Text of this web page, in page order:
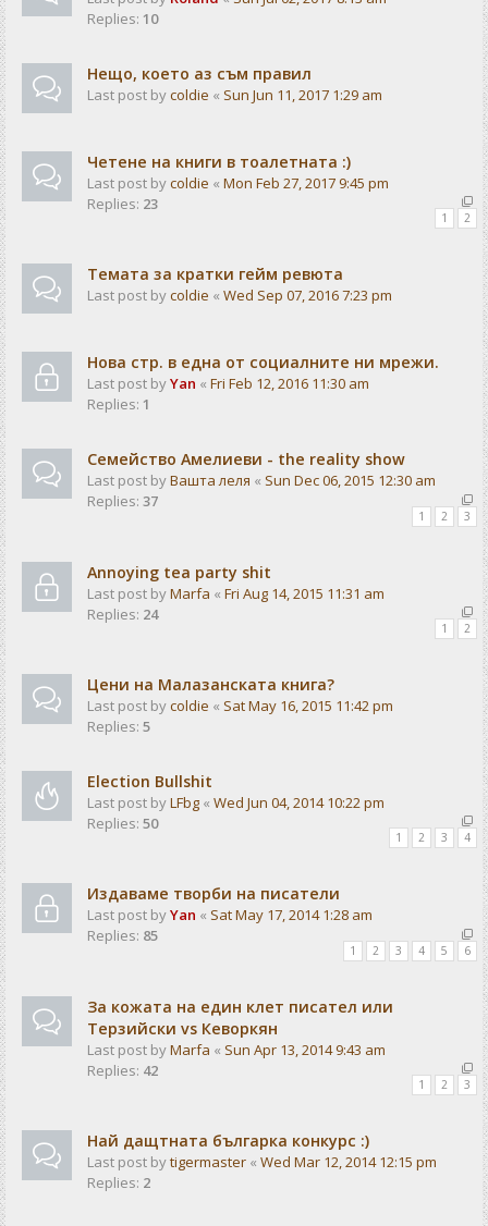
Replies: 10
Нещо, което аз съм правил
Last post bycoldie « Sun Jun 11, 2017 1:29 am
Четене на книги в тоалетната :)
Last post bycoldie « Mon Feb 27, 2017 9:45 pm
Replies: 23
1 2
Темата за кратки гейм ревюта
Last post bycoldie « Wed Sep 07, 2016 7:23 pm
Нова стр. в една от социалните ни мрежи.
Last post byYan « Fri Feb 12, 2016 11:30 am
Replies: 1
Семейство Амелиеви - the reality show
Last post byВашта леля « Sun Dec 06, 2015 12:30 am
Replies: 37
1 2 3
Annoying tea party shit
Last post byMarfa « Fri Aug 14, 2015 11:31 am
Replies: 24
1 2
Цени на Малазанската книга?
Last post bycoldie « Sat May 16, 2015 11:42 pm
Replies: 5
Election Bullshit
Last post byLFbg « Wed Jun 04, 2014 10:22 pm
Replies: 50
1 2 3 4
Издаваме творби на писатели
Last post byYan « Sat May 17, 2014 1:28 am
Replies: 85
1 2 3 4 5 6
За кожата на един клет писател или
Терзийски vs Кеворкян
Last post byMarfa « Sun Apr 13, 2014 9:43 am
Replies: 42
1 2 3
Най дащтната българка конкурс :)
Last post bytigermaster « Wed Mar 12, 2014 12:15 pm
Replies: 2